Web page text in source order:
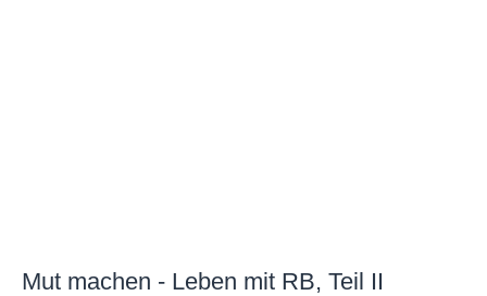
Mut machen - Leben mit RB, Teil II